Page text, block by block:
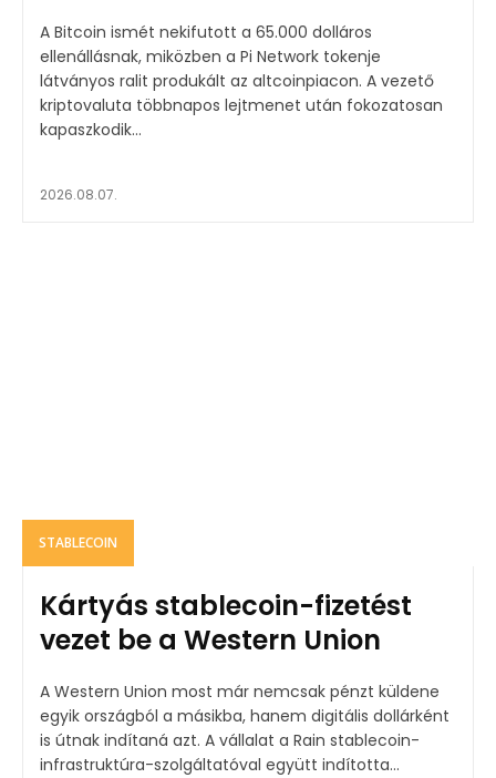
A Bitcoin ismét nekifutott a 65.000 dolláros
ellenállásnak, miközben a Pi Network tokenje
látványos ralit produkált az altcoinpiacon. A vezető
kriptovaluta többnapos lejtmenet után fokozatosan
kapaszkodik...
2026.08.07.
STABLECOIN
Kártyás stablecoin-fizetést
vezet be a Western Union
A Western Union most már nemcsak pénzt küldene
egyik országból a másikba, hanem digitális dollárként
is útnak indítaná azt. A vállalat a Rain stablecoin-
infrastruktúra-szolgáltatóval együtt indította...